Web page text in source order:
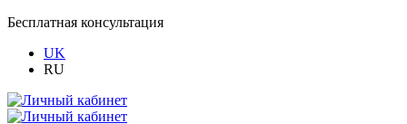
Бесплатная консультация
UK
RU